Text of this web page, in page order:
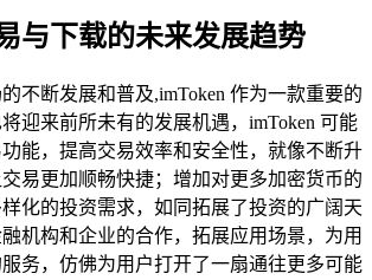
与下载的未来发展趋势
不断发展和普及,imToken 作为一款重要的
迎来前所未有的发展机遇，imToken 可能
能，提高交易效率和安全性，就像不断升
易更加顺畅快捷；增加对更多加密货币的
化的投资需求，如同拓展了投资的广阔天
机构和企业的合作，拓展应用场景，为用
务，仿佛为用户打开了一扇通往更多可能